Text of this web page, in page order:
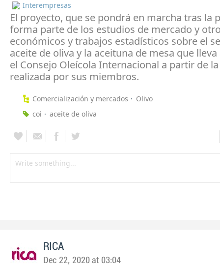
Interempresas
El proyecto, que se pondrá en marcha tras la
forma parte de los estudios de mercado y
económicos y trabajos estadísticos sobre el
aceite de oliva y la aceituna de mesa que lleva
el Consejo Oleícola Internacional a partir de
realizada por sus miembros.
Comercialización y mercados
Olivo
coi
aceite de oliva
RICA
Dec 22, 2020 at 03:04